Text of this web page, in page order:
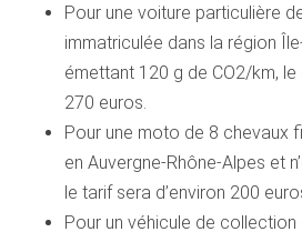
Pour une voiture particulière
immatriculée dans la région
émettant 120 g de CO2/km, le
270 euros.
Pour une moto de 8 chevaux
en Auvergne-Rhône-Alpes et
le tarif sera d’environ 200
Pour un véhicule de